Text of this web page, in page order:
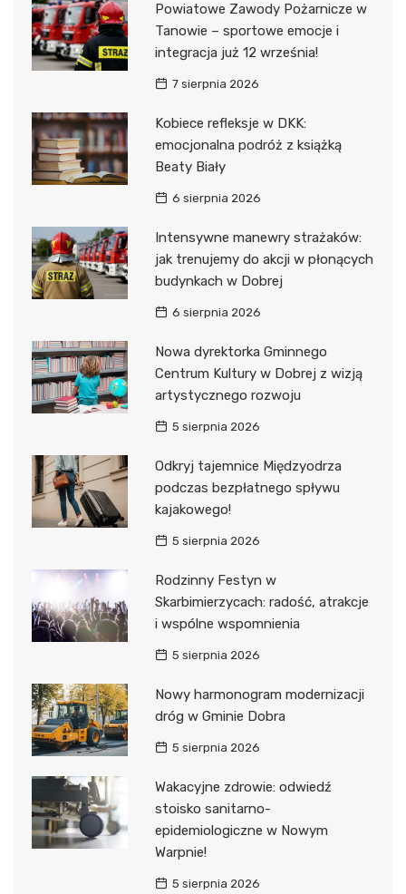
Powiatowe Zawody Pożarnicze w
Tanowie – sportowe emocje i
integracja już 12 września!
7 sierpnia 2026
Kobiece refleksje w DKK:
emocjonalna podróż z książką
Beaty Biały
6 sierpnia 2026
Intensywne manewry strażaków:
jak trenujemy do akcji w płonących
budynkach w Dobrej
6 sierpnia 2026
Nowa dyrektorka Gminnego
Centrum Kultury w Dobrej z wizją
artystycznego rozwoju
5 sierpnia 2026
Odkryj tajemnice Międzyodrza
podczas bezpłatnego spływu
kajakowego!
5 sierpnia 2026
Rodzinny Festyn w
Skarbimierzycach: radość, atrakcje
i wspólne wspomnienia
5 sierpnia 2026
Nowy harmonogram modernizacji
dróg w Gminie Dobra
5 sierpnia 2026
Wakacyjne zdrowie: odwiedź
stoisko sanitarno-
epidemiologiczne w Nowym
Warpnie!
5 sierpnia 2026